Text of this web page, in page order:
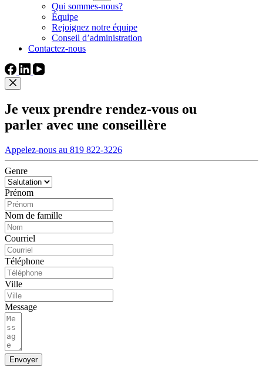
Qui sommes-nous?
Équipe
Rejoignez notre équipe
Conseil d’administration
Contactez-nous
Je veux prendre rendez-vous ou
parler avec une conseillère
Appelez-nous au 819 822-3226
Genre
Prénom
Nom de famille
Courriel
Téléphone
Ville
Message
Envoyer